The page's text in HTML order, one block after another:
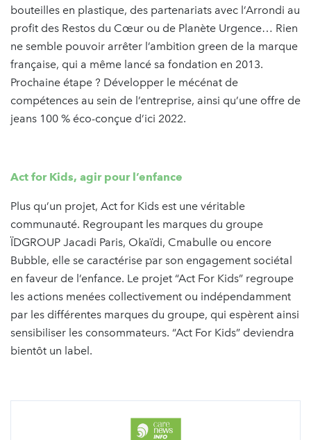
bouteilles en plastique, des partenariats avec l’Arrondi au
profit des Restos du Cœur ou de Planète Urgence… Rien
ne semble pouvoir arrêter l’ambition green de la marque
française, qui a même lancé sa fondation en 2013.
Prochaine étape ? Développer le mécénat de
compétences au sein de l’entreprise, ainsi qu’une offre de
jeans 100 % éco-conçue d’ici 2022.
Act for Kids, agir pour l’enfance
Plus qu’un projet, Act for Kids est une véritable
communauté. Regroupant les marques du groupe
ÏDGROUP Jacadi Paris, Okaïdi, Cmabulle ou encore
Bubble, elle se caractérise par son engagement sociétal
en faveur de l’enfance. Le projet “Act For Kids” regroupe
les actions menées collectivement ou indépendamment
par les différentes marques du groupe, qui espèrent ainsi
sensibiliser les consommateurs. “Act For Kids” deviendra
bientôt un label.